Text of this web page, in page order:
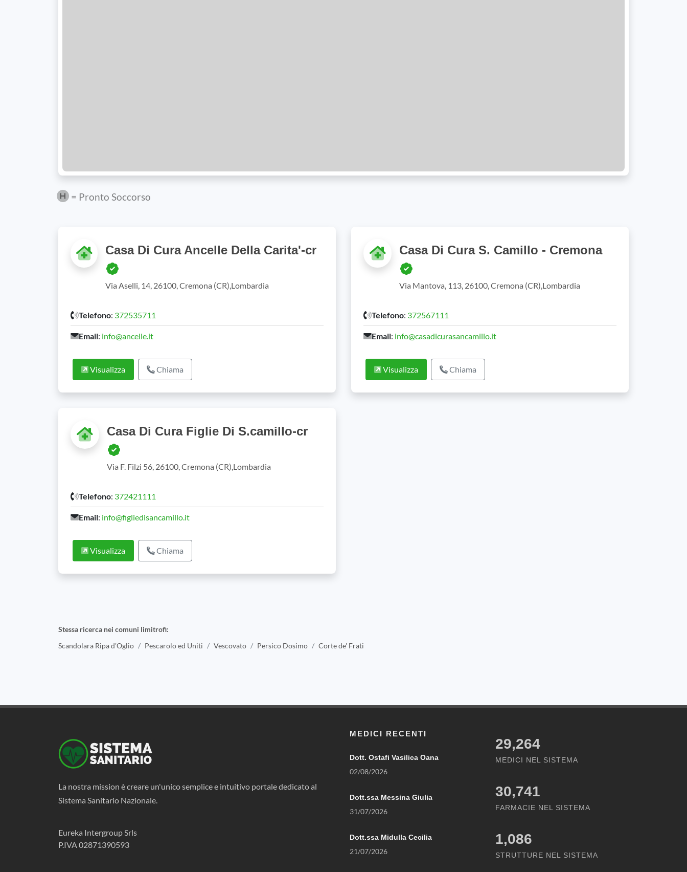
= Pronto Soccorso
Casa Di Cura Ancelle Della Carita'-cr
Via Aselli, 14, 26100, Cremona (CR),Lombardia
Telefono: 372535711
Email: info@ancelle.it
Visualizza Chiama
Casa Di Cura S. Camillo - Cremona
Via Mantova, 113, 26100, Cremona (CR),Lombardia
Telefono: 372567111
Email: info@casadicurasancamillo.it
Visualizza Chiama
Casa Di Cura Figlie Di S.camillo-cr
Via F. Filzi 56, 26100, Cremona (CR),Lombardia
Telefono: 372421111
Email: info@figliedisancamillo.it
Visualizza Chiama
Stessa ricerca nei comuni limitrofi:
Scandolara Ripa d'Oglio
Pescarolo ed Uniti Vescovato Persico Dosimo Corte de' Frati
La nostra mission è creare un'unico semplice e intuitivo portale dedicato al
Sistema Sanitario Nazionale.
Eureka Intergroup Srls
P.IVA 02871390593
MEDICI RECENTI
Dott. Ostafi Vasilica Oana
02/08/2026
Dott.ssa Messina Giulia
31/07/2026
Dott.ssa Midulla Cecilia
21/07/2026
29,264
MEDICI NEL SISTEMA
30,741
FARMACIE NEL SISTEMA
1,086
STRUTTURE NEL SISTEMA